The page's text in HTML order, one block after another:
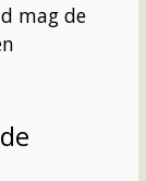
mag de